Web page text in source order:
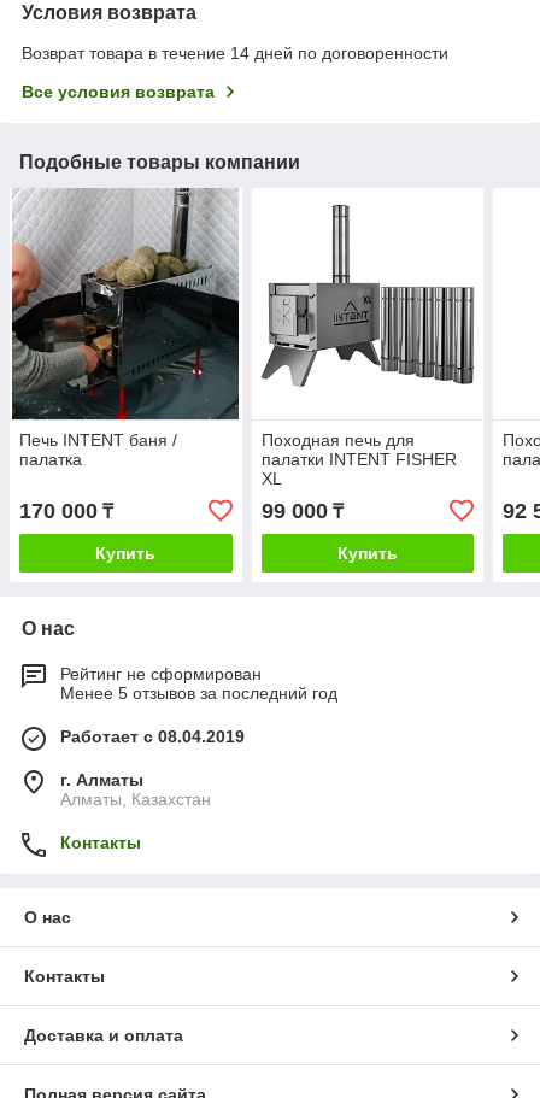
Условия возврата
Возврат товара в течение 14 дней по договоренности
Все условия возврата
Подобные товары компании
Печь INTENT баня /
палатка
170 000 ₸
Купить
Походная печь для
палатки INTENT FISHER
XL
99 000₸
Купить
92
О нас
Рейтинг не сформирован
Менее 5 отзывов за последний год
Работает с 08.04.2019
г. Алматы
Алматы, Казахстан
Контакты
О нас
Контакты
Доставка и оплата